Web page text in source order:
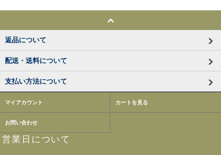
返品について
配送・送料について
支払い方法について
マイアカウント カートを見る
お問い合わせ
営業日について